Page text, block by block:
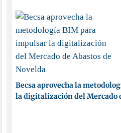
Becsa aprovecha la
la digitalización del Mercado